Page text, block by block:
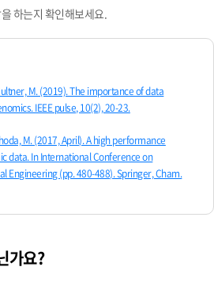
하는지 확인해보세요.
M. (2019). The importance of data
IEEE pulse, 10(2), 20-23.
M. (2017, April). A high performance
data. In International Conference on
Engineering (pp. 480-488). Springer, Cham.
가요?